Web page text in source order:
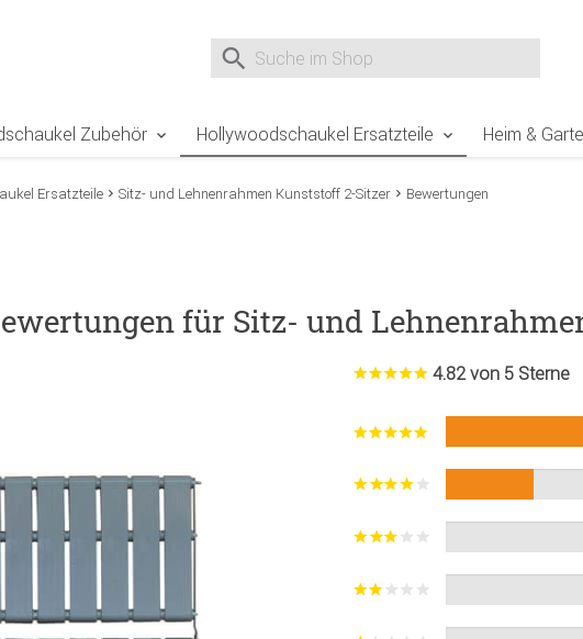
Suche nach
Zubehör Hollywoodschaukel Ersatzteile Heim &
Ersatzteile Sitz- und Lehnenrahmen Kunststoff 2-Sitzer Bewertungen
für Sitz- und
4.82 von 5 Sterne